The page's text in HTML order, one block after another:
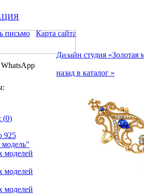
письмо Карта сайта
(0)
925
модель"
моделей
моделей
моделей
Дизайн студия «Золотая
назад в каталог »